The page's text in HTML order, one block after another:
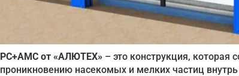
РС+АМС от «АЛЮТЕХ» – это конструкция, которая
проникновению насекомых и мелких частиц